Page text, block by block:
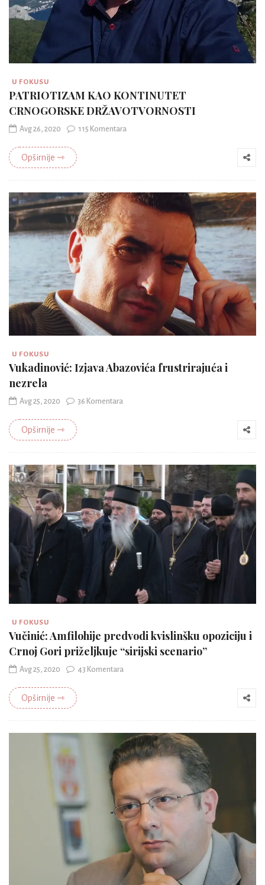
U FOKUSU
PATRIOTIZAM KAO KONTINUTET
CRNOGORSKE DRŽAVOTVORNOSTI
Avg 26, 2020 115 Komentara
Opširnije ⇾
U FOKUSU
Vukadinović: Izjava Abazovića frustrirajuća i
nezrela
Avg 25, 2020 36 Komentara
Opširnije ⇾
U FOKUSU
Vučinić: Amfilohije predvodi kvislinšku opoziciju i
Crnoj Gori priželjkuje “sirijski scenario”
Avg 25, 2020 43 Komentara
Opširnije ⇾